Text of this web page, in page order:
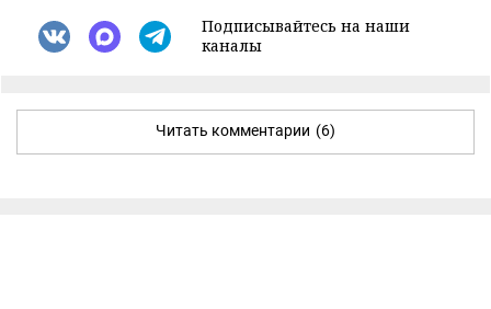
Подписывайтесь на наши
каналы
Читать комментарии (6)